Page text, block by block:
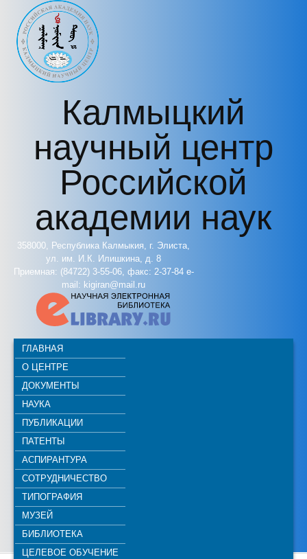
Перейти к основному содержанию
Калмыцкий
научный центр
Российской
академии наук
358000, Республика Калмыкия, г. Элиста,
ул. им. И.К. Илишкина, д. 8
Приемная: (84722) 3-55-06, факс: 2-37-84 e-
mail: kigiran@mail.ru
ГЛАВНАЯ
О ЦЕНТРЕ
ДОКУМЕНТЫ
НАУКА
ПУБЛИКАЦИИ
ПАТЕНТЫ
АСПИРАНТУРА
СОТРУДНИЧЕСТВО
ТИПОГРАФИЯ
МУЗЕЙ
БИБЛИОТЕКА
ЦЕЛЕВОЕ ОБУЧЕНИЕ